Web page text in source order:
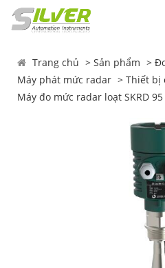
Trang chủ Sản phẩm
Máy phát mức radar
Thiết bị
Máy đo mức radar loạt SKRD 95